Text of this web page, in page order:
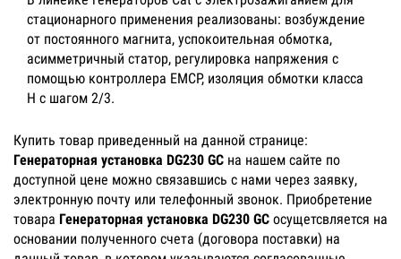
стационарного применения реализованы: возбуждение
от постоянного магнита, успокоительная обмотка,
асимметричный статор, регулировка напряжения с
помощью контроллера EMCP, изоляция обмотки класса
H с шагом 2/3.
Купить товар приведенный на данной странице:
Генераторная установка DG230 GC на нашем сайте по
доступной цене можно связавшись с нами через заявку,
электронную почту или телефонный звонок. Приобретение
товара Генераторная установка DG230 GC осущетсвляется на
основании полученного счета (договора поставки) на